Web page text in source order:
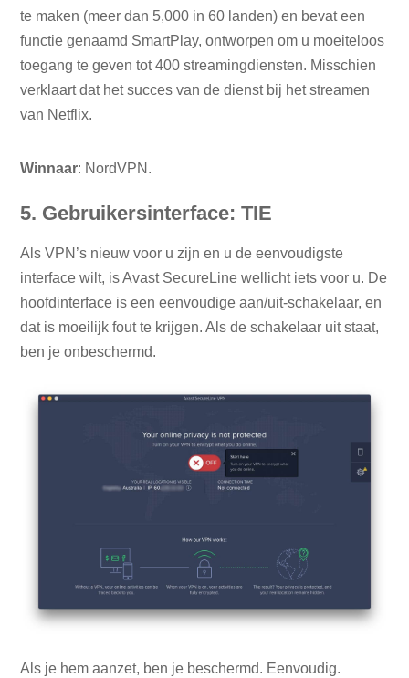
te maken (meer dan 5,000 in 60 landen) en bevat een
functie genaamd SmartPlay, ontworpen om u moeiteloos
toegang te geven tot 400 streamingdiensten. Misschien
verklaart dat het succes van de dienst bij het streamen
van Netflix.
Winnaar: NordVPN.
5. Gebruikersinterface: TIE
Als VPN’s nieuw voor u zijn en u de eenvoudigste
interface wilt, is Avast SecureLine wellicht iets voor u. De
hoofdinterface is een eenvoudige aan/uit-schakelaar, en
dat is moeilijk fout te krijgen. Als de schakelaar uit staat,
ben je onbeschermd.
Als je hem aanzet, ben je beschermd. Eenvoudig.